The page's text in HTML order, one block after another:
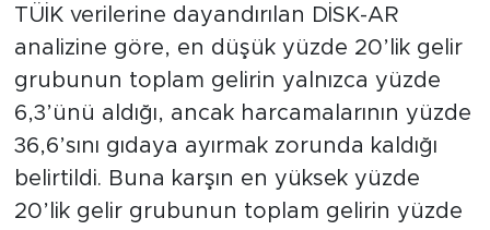
TÜİK verilerine dayandırılan DİSK-AR
analizine göre, en düşük yüzde 20’lik gelir
grubunun toplam gelirin yalnızca yüzde
6,3’ünü aldığı, ancak harcamalarının yüzde
36,6’sını gıdaya ayırmak zorunda kaldığı
belirtildi. Buna karşın en yüksek yüzde
20’lik gelir grubunun toplam gelirin yüzde